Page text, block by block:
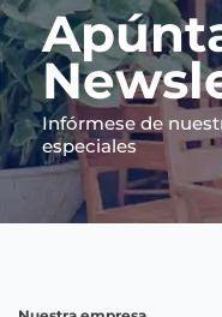
Infórmese de
especiales